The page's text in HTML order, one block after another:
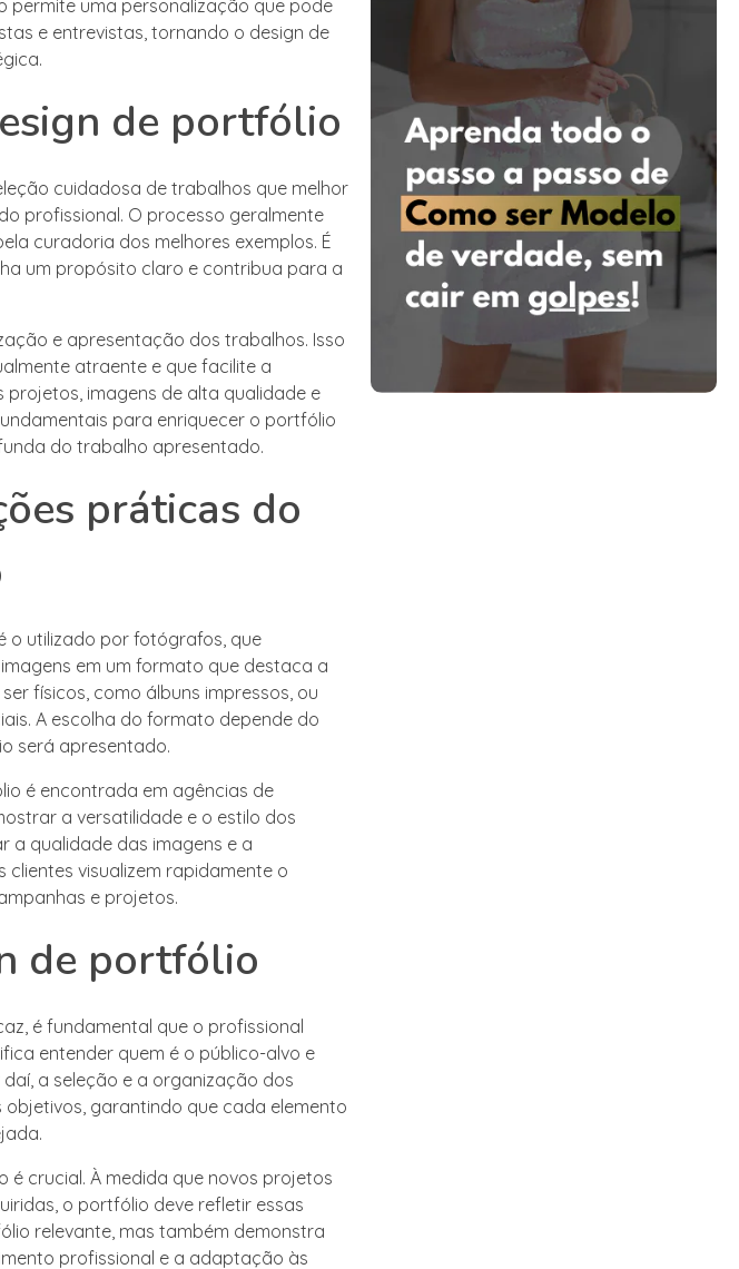
permite uma personalização que pode
e entrevistas, tornando o design de
de portfólio
cuidadosa de trabalhos que melhor
profissional. O processo geralmente
curadoria dos melhores exemplos. É
um propósito claro e contribua para a
e apresentação dos trabalhos. Isso
atraente e que facilite a
imagens de alta qualidade e
para enriquecer o portfólio
do trabalho apresentado.
práticas do
o utilizado por fotógrafos, que
em um formato que destaca a
físicos, como álbuns impressos, ou
A escolha do formato depende do
será apresentado.
é encontrada em agências de
a versatilidade e o estilo dos
a qualidade das imagens e a
visualizem rapidamente o
e projetos.
de portfólio
é fundamental que o profissional
entender quem é o público-alvo e
a seleção e a organização dos
garantindo que cada elemento
crucial. À medida que novos projetos
o portfólio deve refletir essas
relevante, mas também demonstra
profissional e a adaptação às